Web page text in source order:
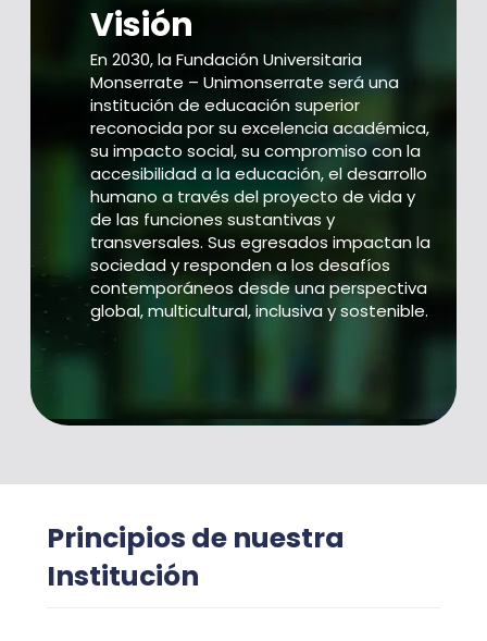
Visión
En 2030, la Fundación Universitaria
Monserrate – Unimonserrate será una
institución de educación superior
reconocida por su excelencia académica,
su impacto social, su compromiso con la
accesibilidad a la educación, el desarrollo
humano a través del proyecto de vida y
de las funciones sustantivas y
transversales. Sus egresados impactan la
sociedad y responden a los desafíos
contemporáneos desde una perspectiva
global, multicultural, inclusiva y sostenible.
Principios de nuestra
Institución